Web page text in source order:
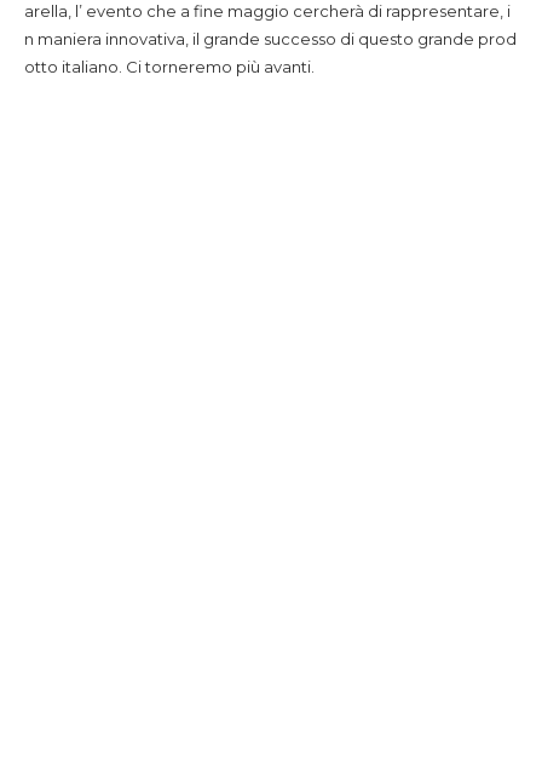
arella, l’ evento che a fine maggio cercherà di rappresentare, i
n maniera innovativa, il grande successo di questo grande prod
otto italiano. Ci torneremo più avanti.